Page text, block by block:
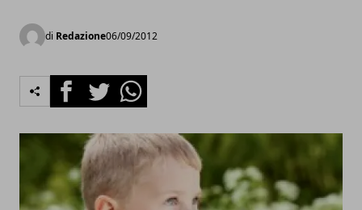
di Redazione06/09/2012
FacebookTwitterWhatsapp